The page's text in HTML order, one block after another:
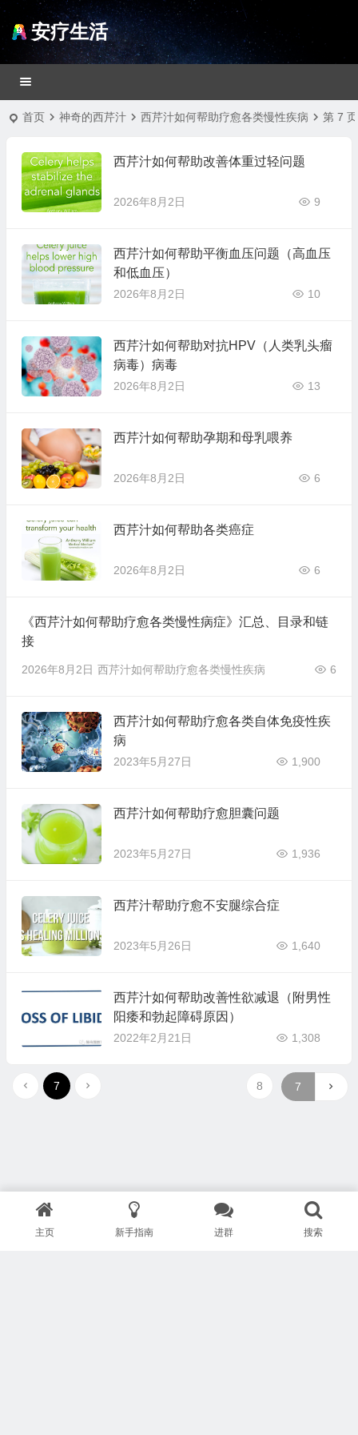
安疗生活
首页 神奇的西芹汁 西芹汁如何帮助疗愈各类慢性疾病 第 7 页
西芹汁如何帮助改善体重过轻问题
2026年8月2日 9
西芹汁如何帮助平衡血压问题（高血压
和低血压）
2026年8月2日 10
西芹汁如何帮助对抗HPV（人类乳头瘤
病毒）病毒
2026年8月2日 13
西芹汁如何帮助孕期和母乳喂养
2026年8月2日 6
西芹汁如何帮助各类癌症
2026年8月2日 6
《西芹汁如何帮助疗愈各类慢性病症》汇总、目录和链
接
2026年8月2日 西芹汁如何帮助疗愈各类慢性疾病 6
西芹汁如何帮助疗愈各类自体免疫性疾
病
2023年5月27日 1,900
西芹汁如何帮助疗愈胆囊问题
2023年5月27日 1,936
西芹汁帮助疗愈不安腿综合症
2023年5月26日 1,640
西芹汁如何帮助改善性欲减退（附男性
阳痿和勃起障碍原因）
2022年2月21日 1,308
8
7
主页 新手指南 进群 搜索